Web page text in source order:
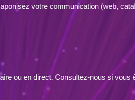
votre communication (web,
ou en direct. Consultez-nous si vous